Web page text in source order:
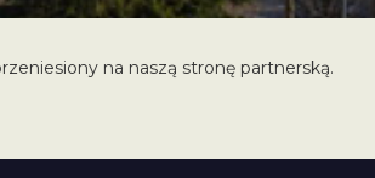
na naszą stronę partnerską.